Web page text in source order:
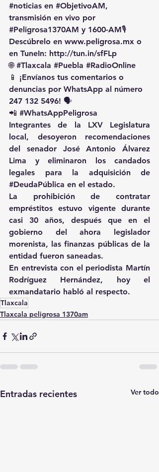
#noticias en #ObjetivoAM,
transmisión en vivo por
#Peligrosa1370AM y 1600-AM🎙️
Descúbrelo en www.peligrosa.mx o
en TuneIn: http://tun.in/sfFLp
🌐 #Tlaxcala #Puebla #RadioOnline
📱 ¡Envíanos tus comentarios o
denuncias por WhatsApp al número
247 132 5496! 🗣️
📲 #WhatsAppPeligrosa
Integrantes de la LXV Legislatura
local, desoyeron recomendaciones
del senador José Antonio Álvarez
Lima y eliminaron los candados
#DeudaPública en el estado.
La prohibición de contratar
empréstitos estuvo vigente durante
casi 30 años, después que en el
gobierno del ahora legislador
morenista, las finanzas públicas de la
entidad fueron saneadas.
En entrevista con el periodista Martín
Rodríguez Hernández, hoy el
exmandatario habló al respecto.
Tlaxcala
Tlaxcala peligrosa 1370am
Entradas recientes Ver todo